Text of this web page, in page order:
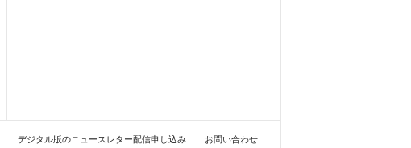
デジタル版のニュースレター配信申し込み お問い合わせ